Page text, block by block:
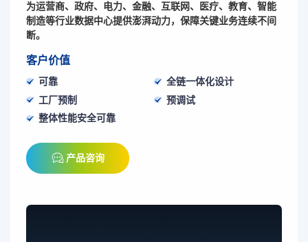
为运营商、政府、电力、金融、互联网、医疗、教育、智能
制造等行业数据中心提供澎湃动力，保障关键业务连续不间
断。
客户价值
可靠
全链一体化设计
工厂预制
预调试
整体性能安全可靠
产品咨询